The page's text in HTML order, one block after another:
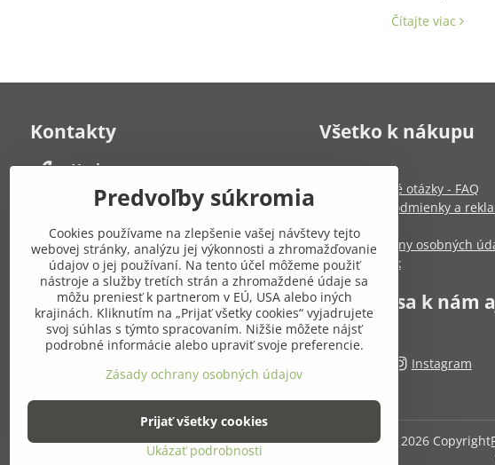
Čítajte viac
Kontakty
Herbana, s​.r​.o​.
Strelecká 6
931 01 Šamorín
+421 908 549 649
eshop​@gresik​.sk
Osobný odber
Strelecká 6, Šamorín
Všetko k nákupu
Kontakt
Často kladené otázky - FAQ
Obchodné podmienky a
poriadok
Zásady ochrany osobných
Mapa stránok
Pridajte sa k nám
sieťach
Instagram
©2026 Copyright
Predvoľby súkromia
Cookies používame na zlepšenie vašej návštevy tejto
webovej stránky, analýzu jej výkonnosti a zhromažďovanie
údajov o jej používaní. Na tento účel môžeme použiť
nástroje a služby tretích strán a zhromaždené údaje sa
môžu preniesť k partnerom v EÚ, USA alebo iných
krajinách. Kliknutím na „Prijať všetky cookies“ vyjadrujete
svoj súhlas s týmto spracovaním. Nižšie môžete nájsť
podrobné informácie alebo upraviť svoje preferencie.
Zásady ochrany osobných údajov
Ukázať podrobnosti
Prijať všetky cookies